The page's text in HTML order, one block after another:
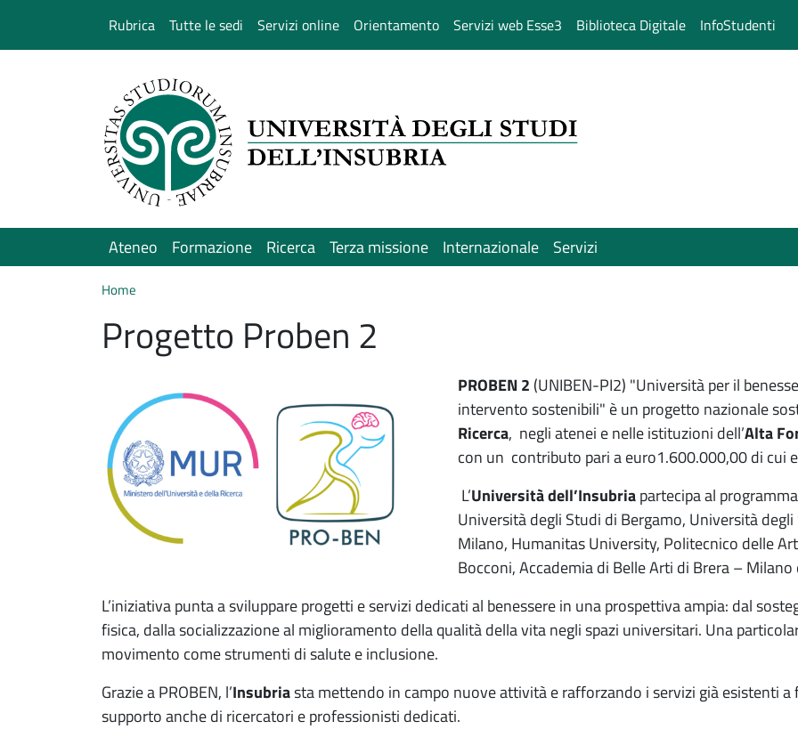
Rubrica Tutte le sedi Servizi online Orientamento Servizi web Esse3 Biblioteca Digitale InfoStudenti
Ateneo Formazione Ricerca Terza missione Internazionale Servizi
Home
Progetto Proben 2
PROBEN 2 (UNIBEN-PI2) "Università per il
intervento sostenibili" è un progetto nazionale
Ricerca, negli atenei e nelle istituzioni dell’Alta
con un contributo pari a euro1.600.000,00 di cui
L’Università dell’Insubriapartecipa al
Università degli Studi di Bergamo, Università
Milano, Humanitas University, Politecnico delle
Bocconi, Accademia di Belle Arti di Brera – Milano
L’iniziativa punta a sviluppare progetti e servizi dedicati al benessere in una prospettiva ampia: dal
fisica, dalla socializzazione al miglioramento della qualità della vita negli spazi universitari. Una
movimento come strumenti di salute e inclusione.
Grazie a PROBEN, l’Insubriasta mettendo in campo nuove attività e rafforzando i servizi già esistenti
supporto anche di ricercatori e professionisti dedicati.